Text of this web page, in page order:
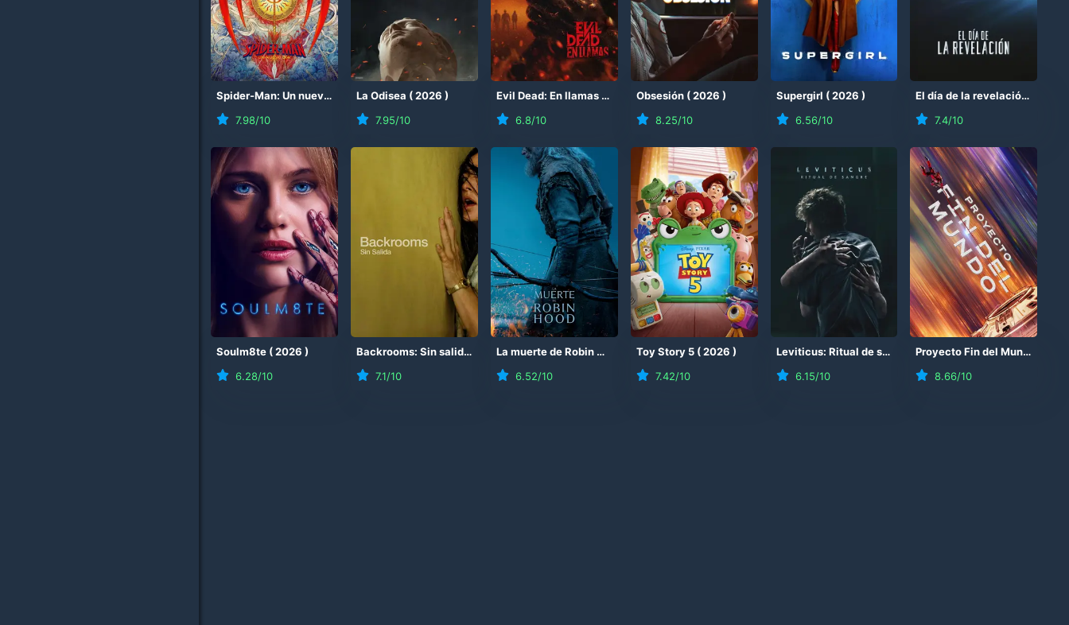
Spider-Man: Un nuevo día (2026)
7.98/10
La Odisea (2026 )
7.95/10
Evil Dead: En llamas (2026
)
6.8/10
Obsesión (2026 )
8.25/10
Supergirl (2026 )
6.56/10
El día de la revelación
7.4/10
Soulm8te (2026 )
6.28/10
Backrooms: Sin salida 2026)
7.1/10
La muerte de Robin Hood 2026)
6.52/10
Toy Story 5 (2026 )
7.42/10
Leviticus: Ritual de sangre (2026)
6.15/10
Proyecto Fin del Mundo
8.66/10